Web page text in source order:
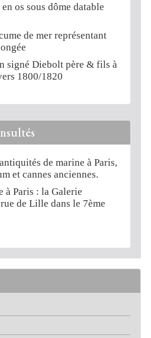
os sous dôme datable
de mer représentant
signé Diebolt père & fils à
1800/1820
de marine à Paris,
et cannes anciennes.
à Paris : la Galerie
de Lille dans le 7ème